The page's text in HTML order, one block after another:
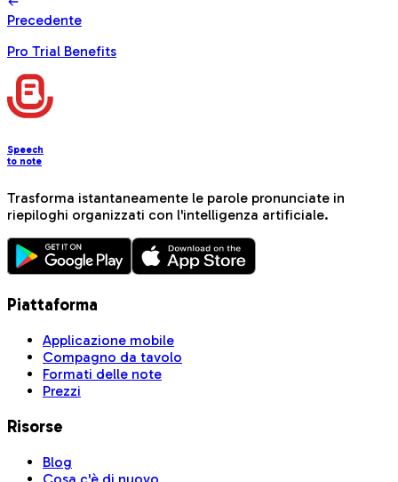
Precedente
Pro Trial Benefits
Speech
to note
Trasforma istantaneamente le parole pronunciate in
riepiloghi organizzati con l'intelligenza artificiale.
Piattaforma
Applicazione mobile
Compagno da tavolo
Formati delle note
Prezzi
Risorse
Blog
Cosa c'è di nuovo